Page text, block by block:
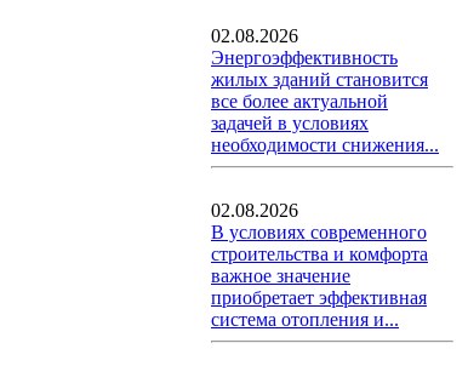
02.08.2026
Энергоэффективность
жилых зданий становится
все более актуальной
задачей в условиях
необходимости снижения...
02.08.2026
В условиях современного
строительства и комфорта
важное значение
приобретает эффективная
система отопления и...